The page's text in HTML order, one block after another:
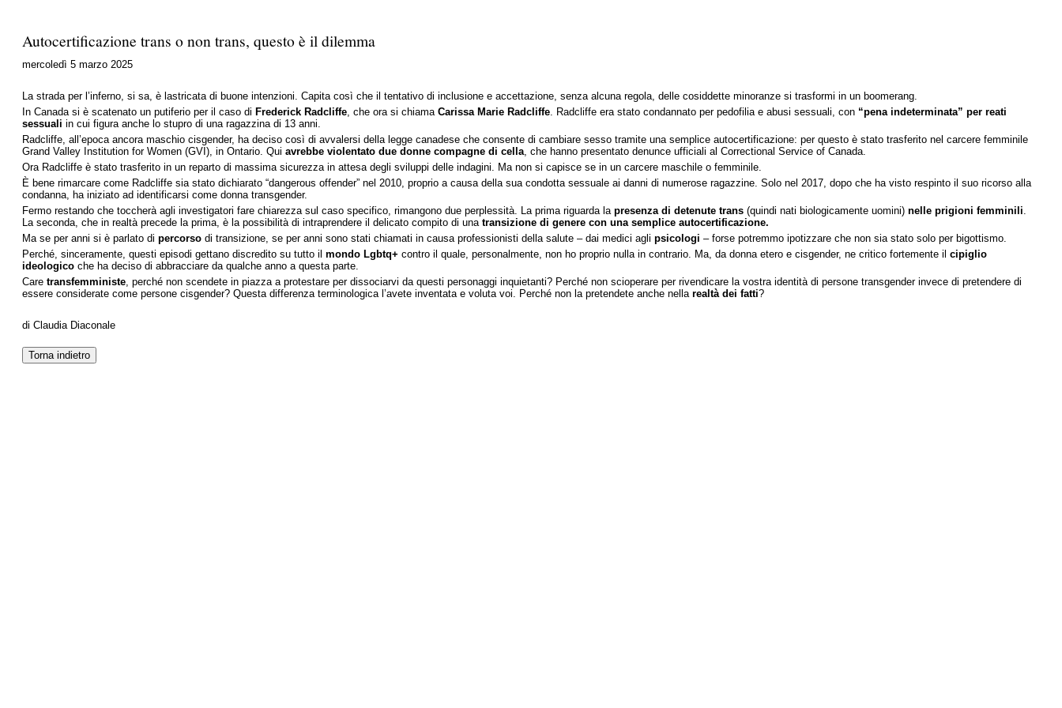
Autocertificazione trans o non trans, questo è il dilemma
mercoledì 5 marzo 2025
La strada per l’inferno, si sa, è lastricata di buone intenzioni. Capita così che il tentativo di inclusione e accettazione, senza alcuna regola, delle cosiddette minoranze si trasformi in un boomerang.
In Canada si è scatenato un putiferio per il caso di Frederick Radcliffe, che ora si chiama Carissa Marie Radcliffe. Radcliffe era stato condannato per pedofilia e abusi sessuali, con “pena indeterminata” per reati
sessuali in cui figura anche lo stupro di una ragazzina di 13 anni.
Radcliffe, all’epoca ancora maschio cisgender, ha deciso così di avvalersi della legge canadese che consente di cambiare sesso tramite una semplice autocertificazione: per questo è stato trasferito nel carcere femminile
Grand Valley Institution for Women (GVI), in Ontario. Qui avrebbe violentato due donne compagne di cella, che hanno presentato denunce ufficiali al Correctional Service of Canada.
Ora Radcliffe è stato trasferito in un reparto di massima sicurezza in attesa degli sviluppi delle indagini. Ma non si capisce se in un carcere maschile o femminile.
È bene rimarcare come Radcliffe sia stato dichiarato “dangerous offender” nel 2010, proprio a causa della sua condotta sessuale ai danni di numerose ragazzine. Solo nel 2017, dopo che ha visto respinto il suo ricorso alla
condanna, ha iniziato ad identificarsi come donna transgender.
Fermo restando che toccherà agli investigatori fare chiarezza sul caso specifico, rimangono due perplessità. La prima riguarda la presenza di detenute trans (quindi nati biologicamente uomini) nelle prigioni femminili.
La seconda, che in realtà precede la prima, è la possibilità di intraprendere il delicato compito di una transizione di genere con una semplice autocertificazione.
Ma se per anni si è parlato di percorso di transizione, se per anni sono stati chiamati in causa professionisti della salute – dai medici agli psicologi – forse potremmo ipotizzare che non sia stato solo per bigottismo.
Perché, sinceramente, questi episodi gettano discredito su tutto il mondo Lgbtq+ contro il quale, personalmente, non ho proprio nulla in contrario. Ma, da donna etero e cisgender, ne critico fortemente il cipiglio
ideologico che ha deciso di abbracciare da qualche anno a questa parte.
Care transfemministe, perché non scendete in piazza a protestare per dissociarvi da questi personaggi inquietanti? Perché non scioperare per rivendicare la vostra identità di persone transgender invece di pretendere di
essere considerate come persone cisgender? Questa differenza terminologica l’avete inventata e voluta voi. Perché non la pretendete anche nella realtà dei fatti?
di Claudia Diaconale